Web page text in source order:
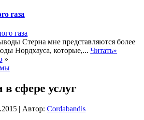
газа
Стерна мне представляются более
Нордхауса, которые,... Читать»
»
сфере услуг
| Автор: Cordabandis